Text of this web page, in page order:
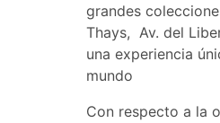
grandes
Thays, Av. del
una experiencia
mundo
Con respecto a la